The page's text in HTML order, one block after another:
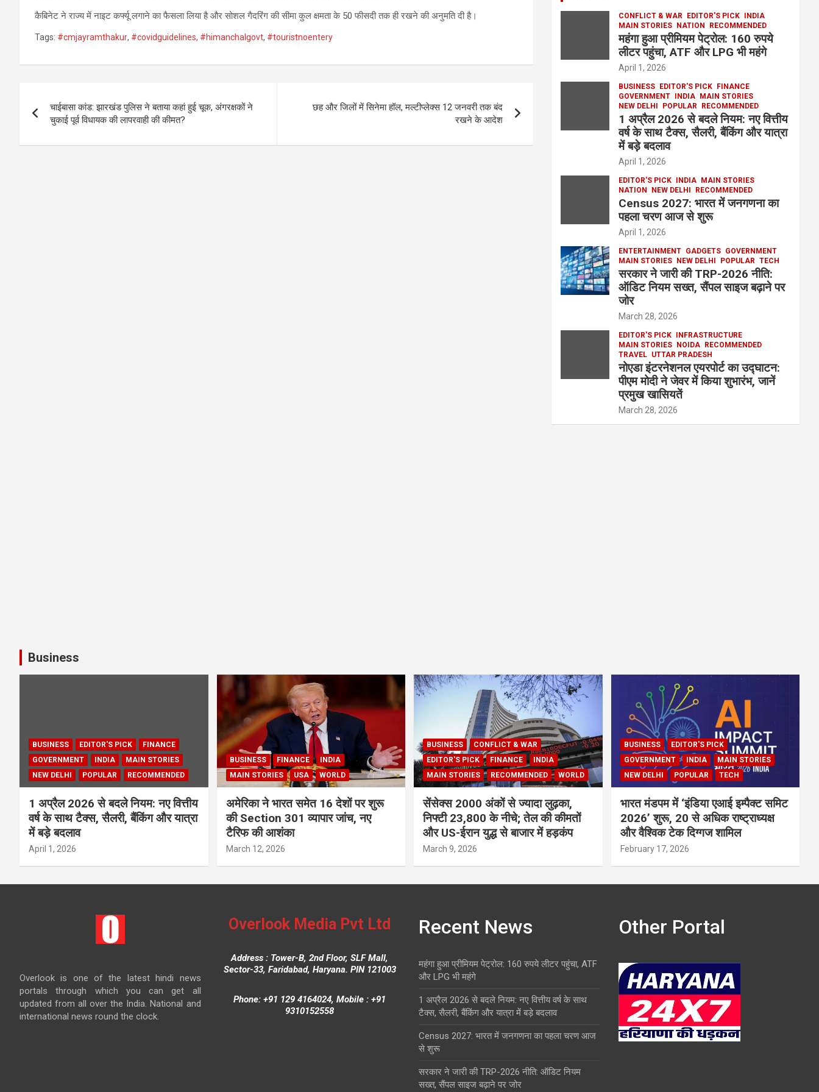
कैबिनेट ने राज्य में नाइट कर्फ्यू लगाने का फैसला लिया है और सोशल गैदरिंग की सीमा कुल क्षमता के 50 फीसदी तक ही रखने की अनुमति दी है।
Tags: #cmjayramthakur, #covidguidelines, #himanchalgovt, #touristnoentery
navigation
चाईबासा कांड: झारखंड पुलिस ने बताया कहां हुई चूक, अंगरक्षकों ने
चुकाई पूर्व विधायक की लापरवाही की कीमत?
छह और जिलों में सिनेमा हॉल, मल्टीप्लेक्स 12 जनवरी तक बंद
रखने के आदेश
CONFLICT & WAR EDITOR'S PICK INDIA
MAIN STORIES NATION RECOMMENDED
महंगा हुआ प्रीमियम पेट्रोल: 160 रुपये
लीटर पहुंचा, ATF और LPG भी महंगे
April 1, 2026
BUSINESS EDITOR'S PICK FINANCE
GOVERNMENT INDIA MAIN STORIES
NEW DELHI
POPULAR RECOMMENDED
1 अप्रैल 2026 से बदले नियम: नए वित्तीय
वर्ष के साथ टैक्स, सैलरी, बैंकिंग और यात्रा
में बड़े बदलाव
April 1, 2026
EDITOR'S PICK INDIA MAIN STORIES
NATION
NEW DELHI RECOMMENDED
Census 2027: भारत में जनगणना का
पहला चरण आज से शुरू
April 1, 2026
ENTERTAINMENT GADGETS GOVERNMENT
MAIN STORIES NEW DELHI POPULAR TECH
सरकार ने जारी की TRP-2026 नीति:
ऑडिट नियम सख्त, सैंपल साइज बढ़ाने पर
जोर
March 28, 2026
EDITOR'S PICK INFRASTRUCTURE
MAIN STORIES NOIDA RECOMMENDED
TRAVEL UTTAR PRADESH
नोएडा इंटरनेशनल एयरपोर्ट का उद्घाटन:
पीएम मोदी ने जेवर में किया शुभारंभ, जानें
प्रमुख खासियतें
March 28, 2026
Business
BUSINESS EDITOR'S PICK
FINANCE
GOVERNMENT
INDIA
MAIN STORIES
NEW DELHI
POPULAR RECOMMENDED
1 अप्रैल 2026 से बदले नियम: नए वित्तीय
वर्ष के साथ टैक्स, सैलरी, बैंकिंग और यात्रा
में बड़े बदलाव
April 1, 2026
BUSINESS FINANCE
INDIA
MAIN STORIES
USA WORLD
अमेरिका ने भारत समेत 16 देशों पर शुरू
की Section 301 व्यापार जांच, नए
टैरिफ की आशंका
March 12, 2026
BUSINESS
CONFLICT & WAR
EDITOR'S PICK
FINANCE
INDIA
MAIN STORIES
RECOMMENDED WORLD
सेंसेक्स 2000 अंकों से ज्यादा लुढ़का,
निफ्टी 23,800 के नीचे; तेल की कीमतों
और US-ईरान युद्ध से बाजार में हड़कंप
March 9, 2026
BUSINESS
EDITOR'S PICK
GOVERNMENT
INDIA
MAIN STORIES
NEW DELHI
POPULAR TECH
भारत मंडपम में ‘इंडिया एआई इम्पैक्ट समिट
2026’ शुरू, 20 से अधिक राष्ट्राध्यक्ष
और वैश्विक टेक दिग्गज शामिल
February 17, 2026
Overlook is one of the latest hindi news
portals through which you can get all
updated from all over the India. National and
international news round the clock.
Overlook Media Pvt Ltd
Address : Tower-B, 2nd Floor, SLF Mall,
Sector-33, Faridabad, Haryana. PIN 121003
Phone: +91 129 4164024, Mobile : +91
9310152558
Recent News
महंगा हुआ प्रीमियम पेट्रोल: 160 रुपये लीटर पहुंचा, ATF
और LPG भी महंगे
1 अप्रैल 2026 से बदले नियम: नए वित्तीय वर्ष के साथ
टैक्स, सैलरी, बैंकिंग और यात्रा में बड़े बदलाव
Census 2027: भारत में जनगणना का पहला चरण आज
से शुरू
सरकार ने जारी की TRP-2026 नीति: ऑडिट नियम
सख्त, सैंपल साइज बढ़ाने पर जोर
Other Portal